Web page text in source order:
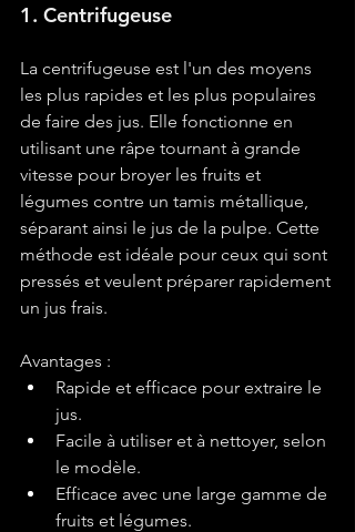
1. Centrifugeuse
La centrifugeuse est l'un des moyens
les plus rapides et les plus populaires
de faire des jus. Elle fonctionne en
utilisant une râpe tournant à grande
vitesse pour broyer les fruits et
légumes contre un tamis métallique,
séparant ainsi le jus de la pulpe. Cette
méthode est idéale pour ceux qui sont
pressés et veulent préparer rapidement
un jus frais.
Avantages :
Rapide et efficace pour extraire le
jus.
Facile à utiliser et à nettoyer, selon
le modèle.
Efficace avec une large gamme de
fruits et légumes.